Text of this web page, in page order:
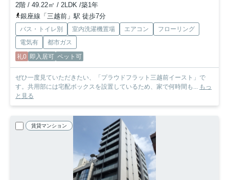
2階 / 49.22㎡ / 2LDK /築1年
銀座線「三越前」駅 徒歩7分
バス・トイレ別 室内洗濯機置場 エアコン
フローリング
電気有
都市ガス
礼0 即入居可 ペット可
ぜひ一度見ていただきたい、「プラウドフラット三越前イースト」で
す。共用部には宅配ボックスを設置しているため、家で何時間も... もっ
と見る
賃貸マンション